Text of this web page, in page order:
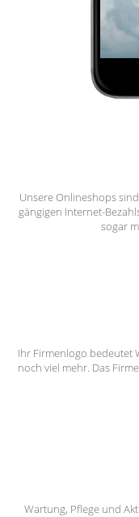
Unsere Onlineshops
gängigen Internet-
sogar
Ihr Firmenlogo bedeutet
noch viel mehr. Das
Wartung, Pflege und